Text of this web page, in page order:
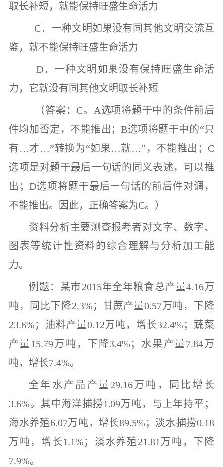
取长补短，就能保持旺盛生命活力
C．一种文明如果没有同其他文明交流互
鉴，就不能保持旺盛生命活力
D ．一种文明如果没有保持旺盛生命活
力，它就没有同其他文明取长补短
（答案：C。 A选项将题干中的条件前后
件均加否定，不能推出；B选项将题干中的“只
有…才…”转换为“如果…就…” ，不能推出；C
选项是对题干最后一句话的同义表述，可以推
出； D选项将题干最后一句话的前后件对调，
不能推出。因此，正确答案为C。）
资料分析主要测查报考者对文字、数字、
图表等统计性资料的综合理解与分析加工能
力。
例题：某市2015年全年粮食总产量4.16万
吨，同比下降2.3%；甘蔗产量0.57万吨，下降
23.6%；油料产量0.12万吨，增长32.4%；蔬菜
产量 15.79万吨，下降3.4%；水果产量7.84万
吨，增长7.4%。
全年水产品产量 29.16万吨，同比增长
3.6%。其中海洋捕捞1.09万吨，与上年持平；
海水养殖6.07万吨，增长89.5%；淡水捕捞0.18
万吨，增长1.1%；淡水养殖21.81 万吨，下降
7.9%。